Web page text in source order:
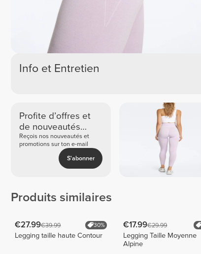
Info et Entretien
Profite d’offres et
de nouveautés
exclusives
Reçois nos nouveautés et
promotions sur ton e-mail
S'abonner
Produits similaires
€27.99€39.99 30%
Legging taille haute Contour
€17.99€29.99
Legging Taille Moyenne
Alpine